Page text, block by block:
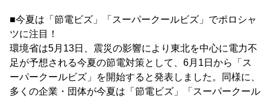
■今夏は「節電ビズ」「スーパークールビズ」でポロシャ
ツに注目！
環境省は5月13日、震災の影響により東北を中心に電力不
足が予想される今夏の節電対策として、6月1日から「ス
ーパークールビズ」を開始すると発表しました。同様に、
多くの企業・団体が今夏は「節電ビズ」「スーパークール